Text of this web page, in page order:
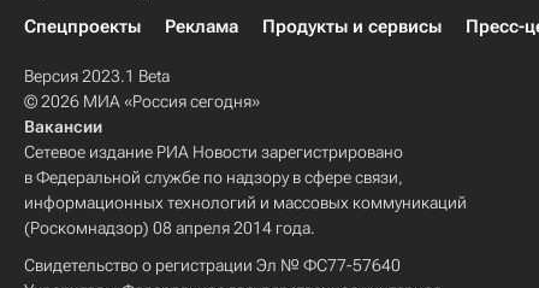
Спецпроекты
Реклама Продукты и сервисы Пресс-
Версия 2023.1 Beta
© 2026 МИА «Россия сегодня»
Вакансии
Сетевое издание РИА Новости зарегистрировано
в Федеральной службе по надзору в сфере связи,
информационных технологий и массовых коммуникаций
(Роскомнадзор) 08 апреля 2014 года.
Свидетельство о регистрации Эл № ФС77-57640